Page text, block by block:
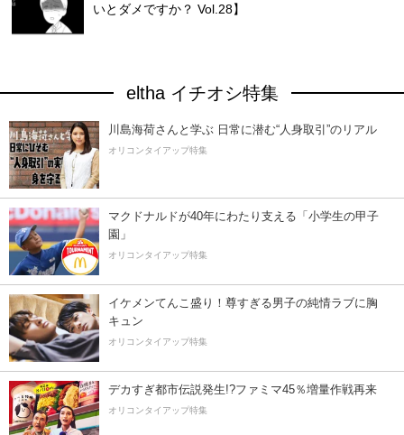
いとダメですか？ Vol.28】
eltha イチオシ特集
川島海荷さんと学ぶ 日常に潜む“人身取引”のリアル
オリコンタイアップ特集
マクドナルドが40年にわたり支える「小学生の甲子
園」
オリコンタイアップ特集
イケメンてんこ盛り！尊すぎる男子の純情ラブに胸
キュン
オリコンタイアップ特集
デカすぎ都市伝説発生!?ファミマ45％増量作戦再来
オリコンタイアップ特集